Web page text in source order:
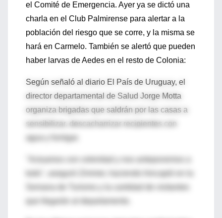
el Comité de Emergencia. Ayer ya se dictó una
charla en el Club Palmirense para alertar a la
población del riesgo que se corre, y la misma se
hará en Carmelo. También se alertó que pueden
haber larvas de Aedes en el resto de Colonia:
Según señaló al diario El País de Uruguay, el
director departamental de Salud Jorge Motta
organiza brigadas que saldrán por las casas a
sensibilizar, descacharrizar recipientes con
agua y fumigar.
todo", aseguró Zimmer, haciendo hincapié en la
que llegarán al departamento.